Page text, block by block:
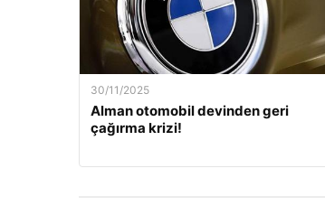
30/11/2025
Alman otomobil devinden geri
çağırma krizi!